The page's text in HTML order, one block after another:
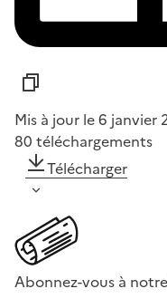
Mis à jour le 6 janvier
80 téléchargements
Télécharger
Abonnez-vous à